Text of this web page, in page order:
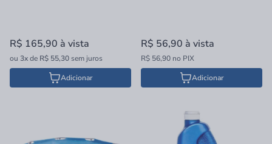
R$ 165,90 à vista
ou 3xde R$ 55,30sem juros
Adicionar
R$ 56,90 à vista
R$ 56,90 no PIX
Adicionar